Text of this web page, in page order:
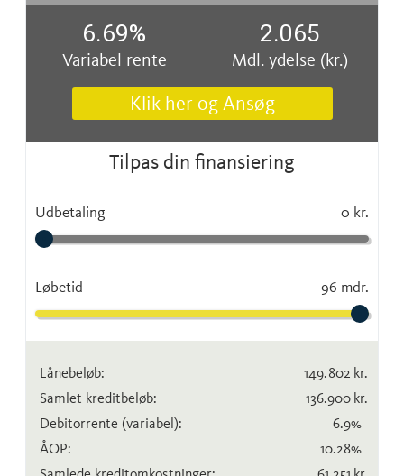
6.69%
Variabel rente
2.065
Mdl. ydelse (kr.)
Klik her og Ansøg
Tilpas din finansiering
Udbetaling 0 kr.
Løbetid 96 mdr.
Lånebeløb: 149.802 kr.
Samlet kreditbeløb:
136.900 kr.
Debitorrente (variabel): 6.9%
ÅOP:
10.28%